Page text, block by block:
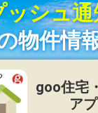
ッシュ通
物件情
goo住宅
ア